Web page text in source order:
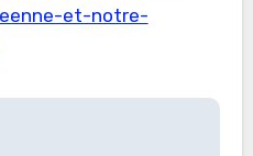
et-notre-